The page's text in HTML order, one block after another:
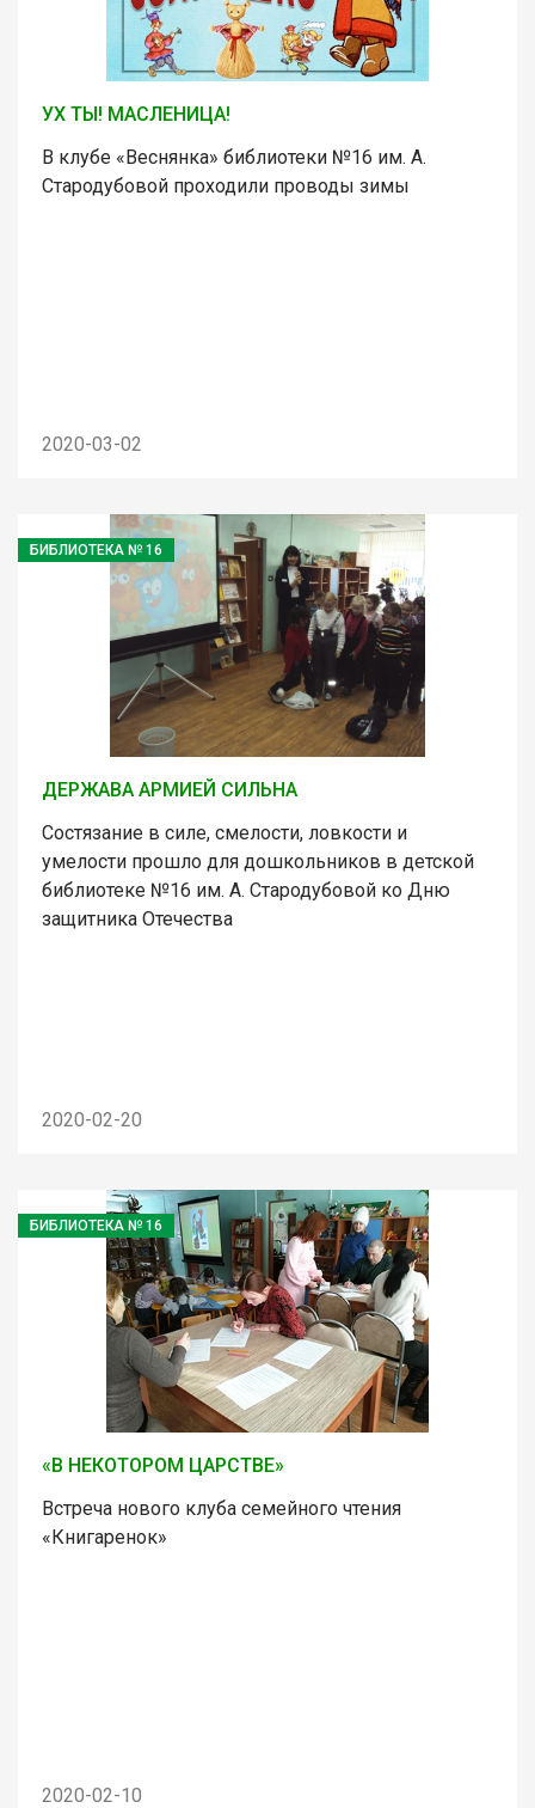
УХ ТЫ! МАСЛЕНИЦА!
В клубе «Веснянка» библиотеки №16 им. А.
Стародубовой проходили проводы зимы
2020-03-02
БИБЛИОТЕКА № 16
ДЕРЖАВА АРМИЕЙ СИЛЬНА
Состязание в силе, смелости, ловкости и
умелости прошло для дошкольников в детской
библиотеке №16 им. А. Стародубовой ко Дню
защитника Отечества
2020-02-20
БИБЛИОТЕКА № 16
«В НЕКОТОРОМ ЦАРСТВЕ»
Встреча нового клуба семейного чтения
«Книгаренок»
2020-02-10